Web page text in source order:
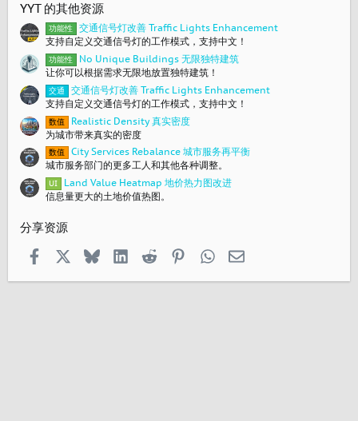
YYT 的其他资源
功能性
交通信号灯改善 Traffic Lights Enhancement
支持自定义交通信号灯的工作模式，支持中文！
功能性
No Unique Buildings 无限独特建筑
让你可以根据需求无限地放置独特建筑！
交通
交通信号灯改善 Traffic Lights Enhancement
支持自定义交通信号灯的工作模式，支持中文！
数值
Realistic Density 真实密度
为城市带来真实的密度
数值
City Services Rebalance 城市服务再平衡
城市服务部门的更多工人和其他各种调整。
UI
Land Value Heatmap 地价热力图改进
信息量更大的土地价值热图。
分享资源
Facebook Bluesky LinkedInReddit PinterestWhatsApp
邮箱